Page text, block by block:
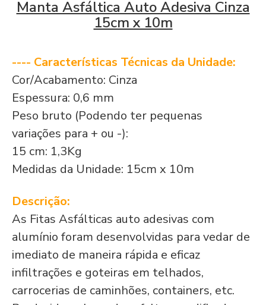
Manta Asfáltica Auto Adesiva Cinza
15cm x 10m
---- Características Técnicas da Unidade:
Cor/Acabamento: Cinza
Espessura: 0,6 mm
Peso bruto (Podendo ter pequenas
variações para + ou -):
15 cm: 1,3Kg
Medidas da Unidade: 15cm x 10m
Descrição:
As Fitas Asfálticas auto adesivas com
alumínio foram desenvolvidas para vedar de
imediato de maneira rápida e eficaz
infiltrações e goteiras em telhados,
carrocerias de caminhões, containers, etc.